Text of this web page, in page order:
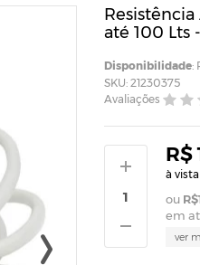
até 100 Lts
Disponibilidade:
SKU: 21230375
Avaliações
R$
à
em
ver